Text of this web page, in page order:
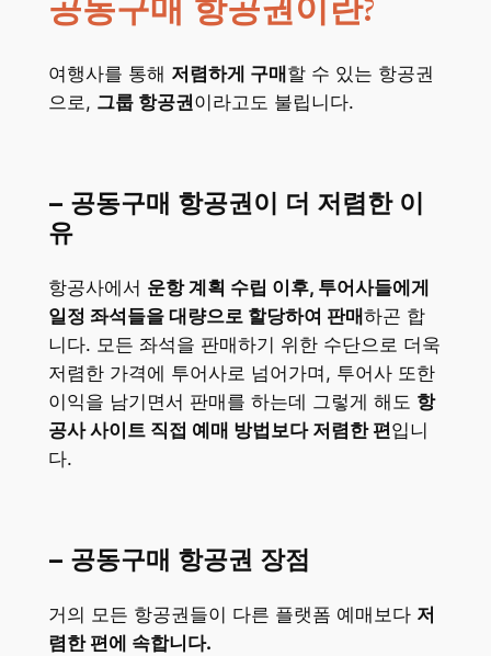
공동구매 항공권이란?
여행사를 통해 저렴하게 구매할 수 있는 항공권
으로, 그룹 항공권이라고도 불립니다.
– 공동구매 항공권이 더 저렴한 이
유
항공사에서 운항 계획 수립 이후, 투어사들에게
일정 좌석들을 대량으로 할당하여 판매하곤 합
니다. 모든 좌석을 판매하기 위한 수단으로 더욱
저렴한 가격에 투어사로 넘어가며, 투어사 또한
이익을 남기면서 판매를 하는데 그렇게 해도 항
공사 사이트 직접 예매 방법보다 저렴한 편입니
다.
– 공동구매 항공권 장점
거의 모든 항공권들이 다른 플랫폼 예매보다 저
렴한 편에 속합니다.